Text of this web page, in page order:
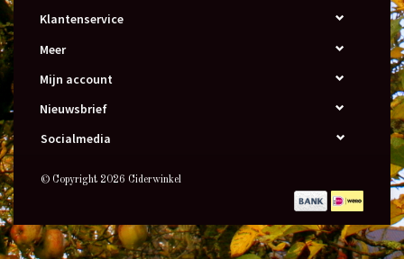
Klantenservice
Meer
Mijn account
Nieuwsbrief
Socialmedia
© Copyright 2026 Ciderwinkel